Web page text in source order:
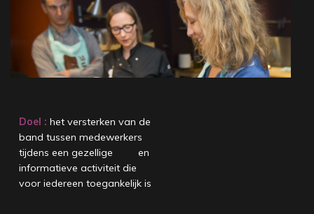
Doel : het versterken van de
band tussen medewerkers
tijdens een gezellige en
informatieve activiteit die
voor iedereen toegankelijk is